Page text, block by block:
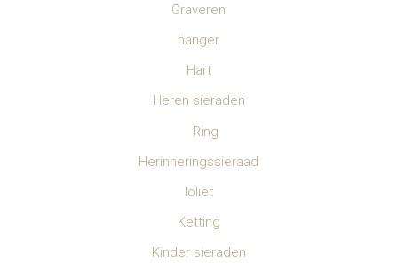
Graveren
hanger
Hart
Heren sieraden
Ring
Herinneringssieraad
Ioliet
Ketting
Kinder sieraden